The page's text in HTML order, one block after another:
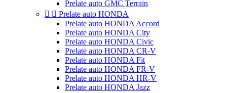
Prelate auto GMC Terrain
  Prelate auto HONDA
Prelate auto HONDA Accord
Prelate auto HONDA City
Prelate auto HONDA Civic
Prelate auto HONDA CR-V
Prelate auto HONDA Fit
Prelate auto HONDA FR-V
Prelate auto HONDA HR-V
Prelate auto HONDA Jazz